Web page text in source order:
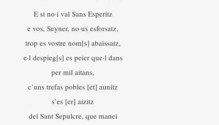
E si no·i val Sans Esperitz
e vos, Seyner, no·us esforsatz,
trop es vostre nom[s] abaissatz,
e·l despieg[s] es peier que·l dans
per mil aitans,
c’uns trefas pobles [et] aunitz
s’es [er] aizitz
del Sant Sepulcre, que manei